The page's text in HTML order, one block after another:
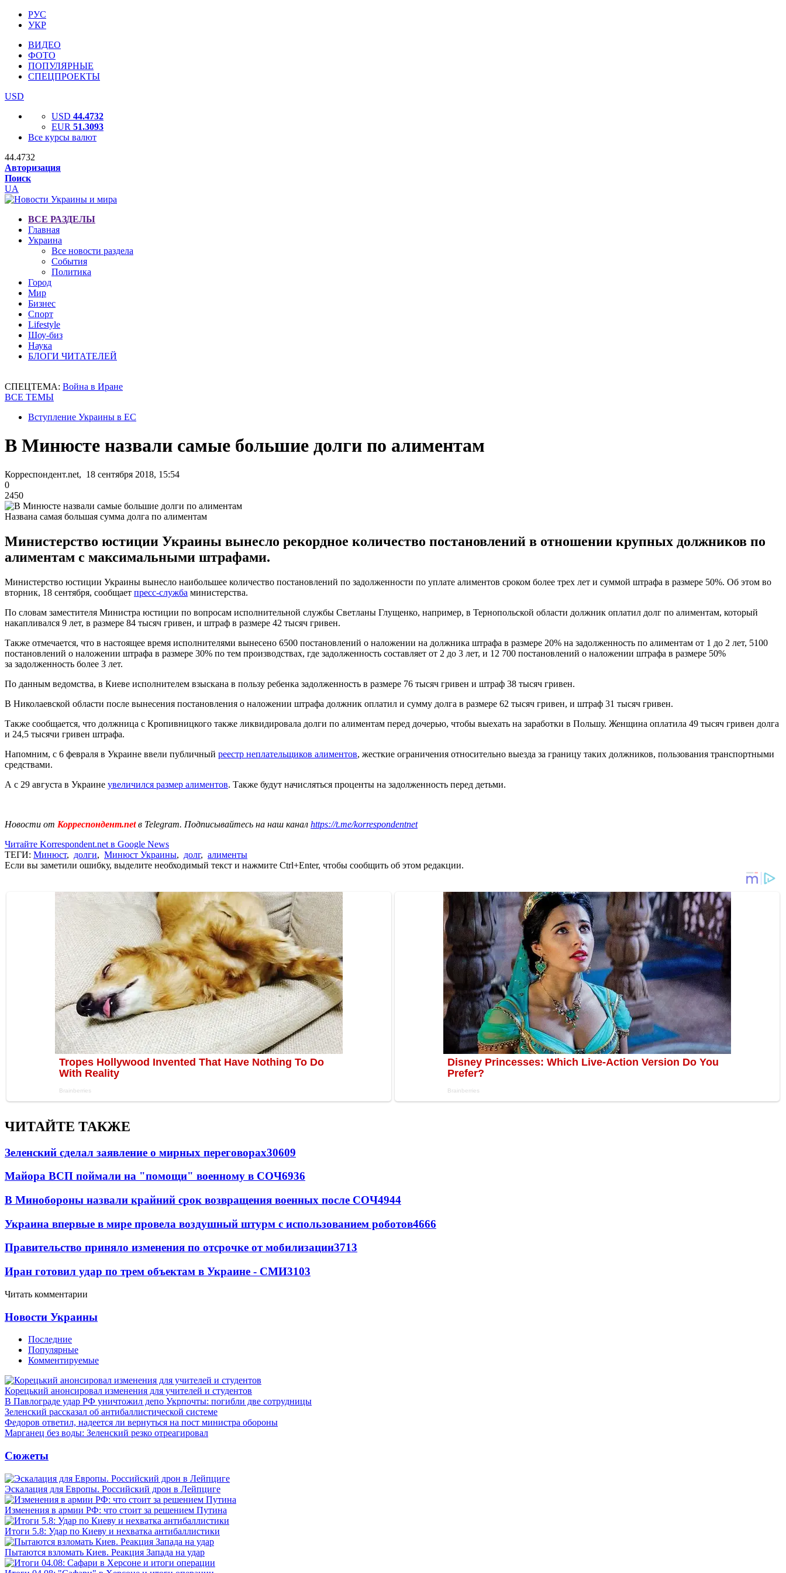
РУС
УКР
ВИДЕО
ФОТО
ПОПУЛЯРНЫЕ
СПЕЦПРОЕКТЫ
USD
USD 44.4732
EUR 51.3093
Все курсы валют
44.4732
Авторизация
Поиск
UA
ВСЕ РАЗДЕЛЫ
Главная
Украина
Все новости раздела
События
Политика
Город
Мир
Бизнес
Спорт
Lifestyle
Шоу-биз
Наука
БЛОГИ ЧИТАТЕЛЕЙ
СПЕЦТЕМА: Война в Иране
ВСЕ ТЕМЫ
Вступление Украины в ЕС
В Минюсте назвали самые большие долги по алиментам
Корреспондент.net, 18 сентября 2018, 15:54
0
2450
Названа самая большая сумма долга по алиментам
Министерство юстиции Украины вынесло рекордное количество постановлений в отношении крупных должников по
алиментам с максимальными штрафами.
Министерство юстиции Украины вынесло наибольшее количество постановлений по задолженности по уплате алиментов сроком более трех лет и суммой штрафа в размере 50%. Об этом во
вторник, 18 сентября, сообщает пресс-служба министерства.
По словам заместителя Министра юстиции по вопросам исполнительной службы Светланы Глущенко, например, в Тернопольской области должник оплатил долг по алиментам, который
накапливался 9 лет, в размере 84 тысяч гривен, и штраф в размере 42 тысяч гривен.
Также отмечается, что в настоящее время исполнителями вынесено 6500 постановлений о наложении на должника штрафа в размере 20% на задолженность по алиментам от 1 до 2 лет, 5100
постановлений о наложении штрафа в размере 30% по тем производствах, где задолженность составляет от 2 до 3 лет, и 12 700 постановлений о наложении штрафа в размере 50%
за задолженность более 3 лет.
По данным ведомства, в Киеве исполнителем взыскана в пользу ребенка задолженность в размере 76 тысяч гривен и штраф 38 тысяч гривен.
В Николаевской области после вынесения постановления о наложении штрафа должник оплатил и сумму долга в размере 62 тысяч гривен, и штраф 31 тысяч гривен.
Также сообщается, что должница с Кропивницкого также ликвидировала долги по алиментам перед дочерью, чтобы выехать на заработки в Польшу. Женщина оплатила 49 тысяч гривен долга
и 24,5 тысячи гривен штрафа.
Напомним, с 6 февраля в Украине ввели публичный реестр неплательщиков алиментов, жесткие ограничения относительно выезда за границу таких должников, пользования транспортными
средствами.
А с 29 августа в Украине увеличился размер алиментов. Также будут начисляться проценты на задолженность перед детьми.
Новости от Корреспондент.netв Telegram. Подписывайтесь на наш канал https://t.me/korrespondentnet
Читайте Korrespondent.net в Google News
ТЕГИ: Минюст, долги, Минюст Украины, долг, алименты
Если вы заметили ошибку, выделите необходимый текст и нажмите Ctrl+Enter, чтобы сообщить об этом редакции.
ЧИТАЙТЕ ТАКЖЕ
Зеленский сделал заявление о мирных переговорах30609
Майора ВСП поймали на "помощи" военному в СОЧ6936
В Минобороны назвали крайний срок возвращения военных после СОЧ4944
Украина впервые в мире провела воздушный штурм с использованием роботов4666
Правительство приняло изменения по отсрочке от мобилизации3713
Иран готовил удар по трем объектам в Украине - СМИ3103
Читать комментарии
Новости Украины
Последние
Популярные
Комментируемые
Корецький анонсировал изменения для учителей и студентов
В Павлограде удар РФ уничтожил депо Укрпочты: погибли две сотрудницы
Зеленский рассказал об антибаллистической системе
Федоров ответил, надеется ли вернуться на пост министра обороны
Марганец без воды: Зеленский резко отреагировал
Сюжеты
Эскалация для Европы. Российский дрон в Лейпциге
Изменения в армии РФ: что стоит за решением Путина
Итоги 5.8: Удар по Киеву и нехватка антибаллистики
Пытаются взломать Киев. Реакция Запада на удар